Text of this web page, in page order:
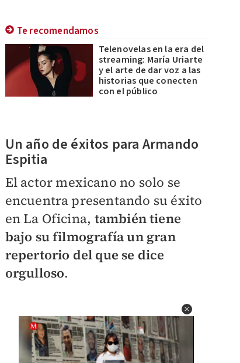
Te recomendamos
Telenovelas en la era del
streaming: María Uriarte
y el arte de dar voz a las
historias que conecten
con el público
Un año de éxitos para Armando
Espitia
El actor mexicano no solo se
encuentra presentando su éxito
en La Oficina, también tiene
bajo su filmografía un gran
repertorio del que se dice
orgulloso.